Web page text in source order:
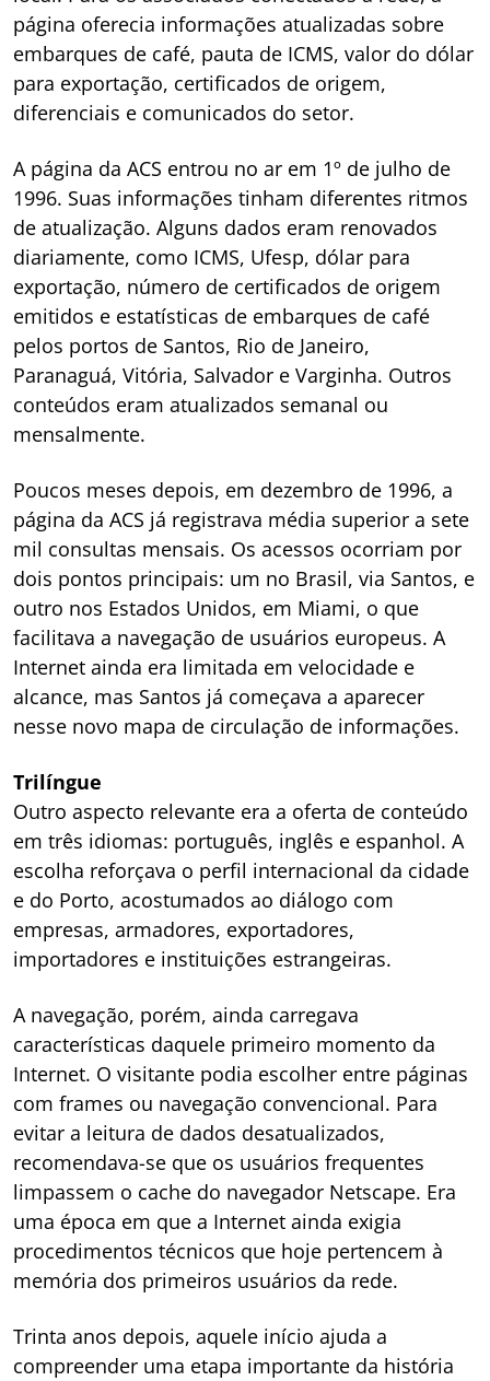
página oferecia informações atualizadas sobre
embarques de café, pauta de ICMS, valor do dólar
para exportação, certificados de origem,
diferenciais e comunicados do setor.
A página da ACS entrou no ar em 1º de julho de
1996. Suas informações tinham diferentes ritmos
de atualização. Alguns dados eram renovados
diariamente, como ICMS, Ufesp, dólar para
exportação, número de certificados de origem
emitidos e estatísticas de embarques de café
pelos portos de Santos, Rio de Janeiro,
Paranaguá, Vitória, Salvador e Varginha. Outros
conteúdos eram atualizados semanal ou
mensalmente.
Poucos meses depois, em dezembro de 1996, a
página da ACS já registrava média superior a sete
mil consultas mensais. Os acessos ocorriam por
dois pontos principais: um no Brasil, via Santos, e
outro nos Estados Unidos, em Miami, o que
facilitava a navegação de usuários europeus. A
Internet ainda era limitada em velocidade e
alcance, mas Santos já começava a aparecer
nesse novo mapa de circulação de informações.
Trilíngue
Outro aspecto relevante era a oferta de conteúdo
em três idiomas: português, inglês e espanhol. A
escolha reforçava o perfil internacional da cidade
e do Porto, acostumados ao diálogo com
empresas, armadores, exportadores,
importadores e instituições estrangeiras.
A navegação, porém, ainda carregava
características daquele primeiro momento da
Internet. O visitante podia escolher entre páginas
com frames ou navegação convencional. Para
evitar a leitura de dados desatualizados,
recomendava-se que os usuários frequentes
limpassem o cache do navegador Netscape. Era
uma época em que a Internet ainda exigia
procedimentos técnicos que hoje pertencem à
memória dos primeiros usuários da rede.
Trinta anos depois, aquele início ajuda a
compreender uma etapa importante da história